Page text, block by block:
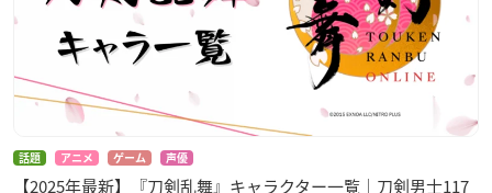
話題 アニメ ゲーム 声優
【2025年最新】『刀剣乱舞』キャラクター一覧｜刀剣男士117